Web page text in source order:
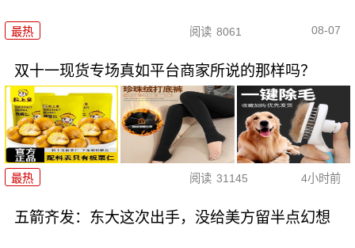
最热 阅读 8061 08-07
双十一现货专场真如平台商家所说的那样吗？
最热 阅读 31145 4小时前
五箭齐发：东大这次出手，没给美方留半点幻想